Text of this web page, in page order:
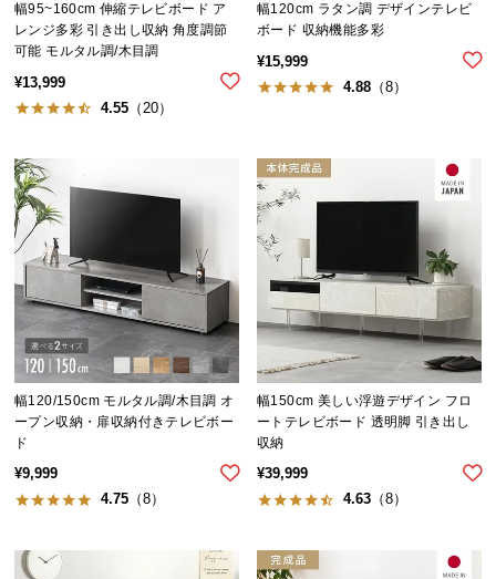
イ
ス
か
ら
す
イ
ー
デ
ネ
ー
か
幅95~160cm 伸縮テレビボード ア
レンジ多彩 引き出し収納 角度調節
可能 モルタル調/木目調
¥13,999
4.55 （20）
幅120cm ラタン調 デザインテレビ
ボード 収納機能多彩
¥15,999
4.88 （8）
幅120/150cm モルタル調/木目調 オ
ープン収納・扉収納付きテレビボー
ド
¥9,999
4.75 （8）
幅150cm 美しい浮遊デザイン フロ
ートテレビボード 透明脚 引き出し
収納
¥39,999
4.63 （8）